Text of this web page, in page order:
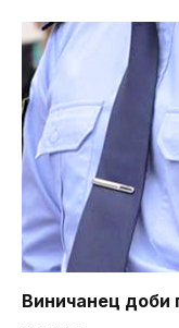
Виничанец доби